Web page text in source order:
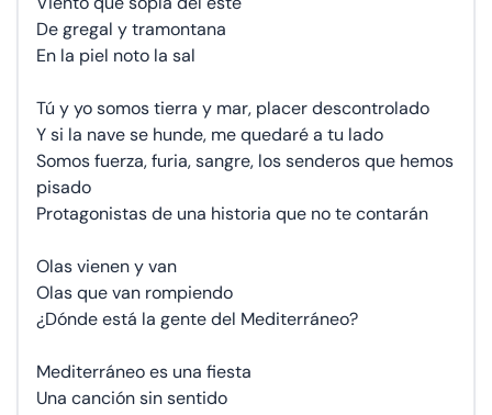
De gregal y tramontana
En la piel noto la sal
Tú y yo somos tierra y mar, placer descontrolado
Y si la nave se hunde, me quedaré a tu lado
Somos fuerza, furia, sangre, los senderos que hemos
pisado
Protagonistas de una historia que no te contarán
Olas vienen y van
Olas que van rompiendo
¿Dónde está la gente del Mediterráneo?
Mediterráneo es una fiesta
Una canción sin sentido